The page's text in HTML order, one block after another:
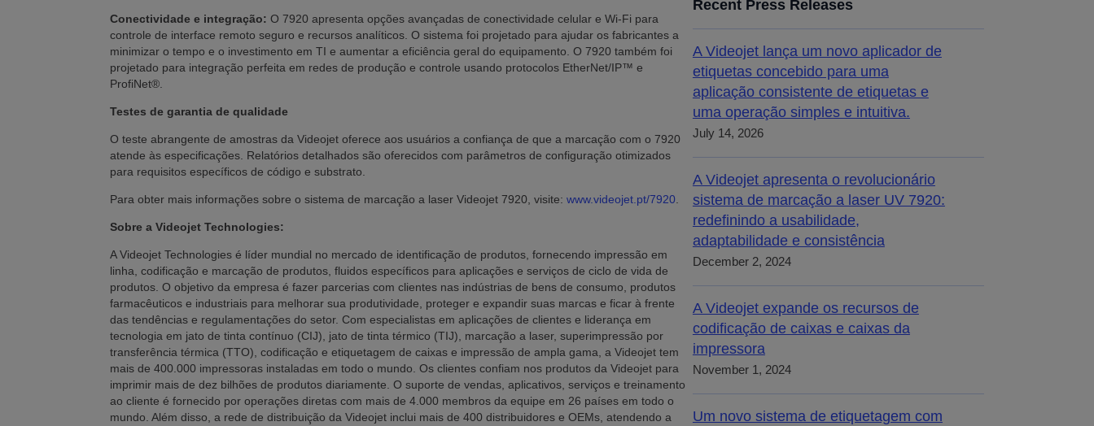
Conectividade e integração: O 7920 apresenta opções avançadas de conectividade celular e Wi-Fi para
controle de interface remoto seguro e recursos analíticos. O sistema foi projetado para ajudar os fabricantes a
minimizar o tempo e o investimento em TI e aumentar a eficiência geral do equipamento. O 7920 também foi
projetado para integração perfeita em redes de produção e controle usando protocolos EtherNet/IP™ e
ProfiNet®.
Testes de garantia de qualidade
O teste abrangente de amostras da Videojet oferece aos usuários a confiança de que a marcação com o 7920
atende às especificações. Relatórios detalhados são oferecidos com parâmetros de configuração otimizados
para requisitos específicos de código e substrato.
Para obter mais informações sobre o sistema de marcação a laser Videojet 7920, visite: www.videojet.pt/7920.
Sobre a Videojet Technologies:
A Videojet Technologies é líder mundial no mercado de identificação de produtos, fornecendo impressão em
linha, codificação e marcação de produtos, fluidos específicos para aplicações e serviços de ciclo de vida de
produtos. O objetivo da empresa é fazer parcerias com clientes nas indústrias de bens de consumo, produtos
farmacêuticos e industriais para melhorar sua produtividade, proteger e expandir suas marcas e ficar à frente
das tendências e regulamentações do setor. Com especialistas em aplicações de clientes e liderança em
tecnologia em jato de tinta contínuo (CIJ), jato de tinta térmico (TIJ), marcação a laser, superimpressão por
transferência térmica (TTO), codificação e etiquetagem de caixas e impressão de ampla gama, a Videojet tem
mais de 400.000 impressoras instaladas em todo o mundo. Os clientes confiam nos produtos da Videojet para
imprimir mais de dez bilhões de produtos diariamente. O suporte de vendas, aplicativos, serviços e treinamento
ao cliente é fornecido por operações diretas com mais de 4.000 membros da equipe em 26 países em todo o
mundo. Além disso, a rede de distribuição da Videojet inclui mais de 400 distribuidores e OEMs, atendendo a
Recent Press Releases
A Videojet lança um novo aplicador de
etiquetas concebido para uma
aplicação consistente de etiquetas e
uma operação simples e intuitiva.
July 14, 2026
A Videojet apresenta o revolucionário
sistema de marcação a laser UV 7920:
redefinindo a usabilidade,
adaptabilidade e consistência
December 2, 2024
A Videojet expande os recursos de
codificação de caixas e caixas da
impressora
November 1, 2024
Um novo sistema de etiquetagem com